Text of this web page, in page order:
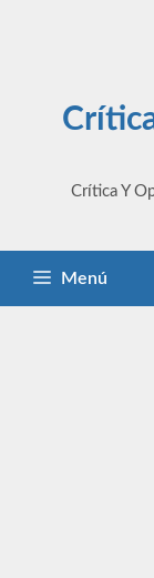
Crítica Y
Menú